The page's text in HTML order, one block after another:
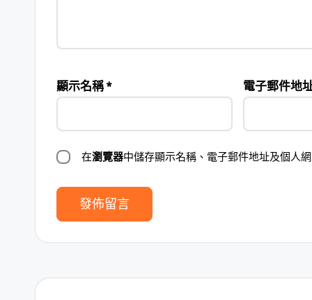
顯示名稱* 電子郵件地
在瀏覽器中儲存顯示名稱、電子郵件地址及個人